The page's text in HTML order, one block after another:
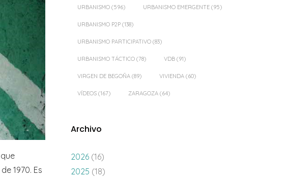
de 1970. Es
URBANISMO (596) URBANISMO EMERGENTE (95)
URBANISMO P2P (138)
URBANISMO PARTICIPATIVO (83)
URBANISMO TÁCTICO (78) VDB (91)
VIRGEN DE BEGOÑA (89) VIVIENDA (60)
VÍDEOS (167) ZARAGOZA (64)
Archivo
2026 (16)
2025 (18)